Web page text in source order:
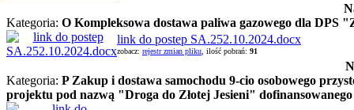
Kategoria: O Kompleksowa dostawa paliwa gazowego dla DPS
link do postep SA.252.10.2024.docx
zobacz: rejestr zmian pliku , ilość pobrań: 91
Kategoria: P Zakup i dostawa samochodu 9-cio osobowego
projektu pod nazwą "Droga do Złotej Jesieni"